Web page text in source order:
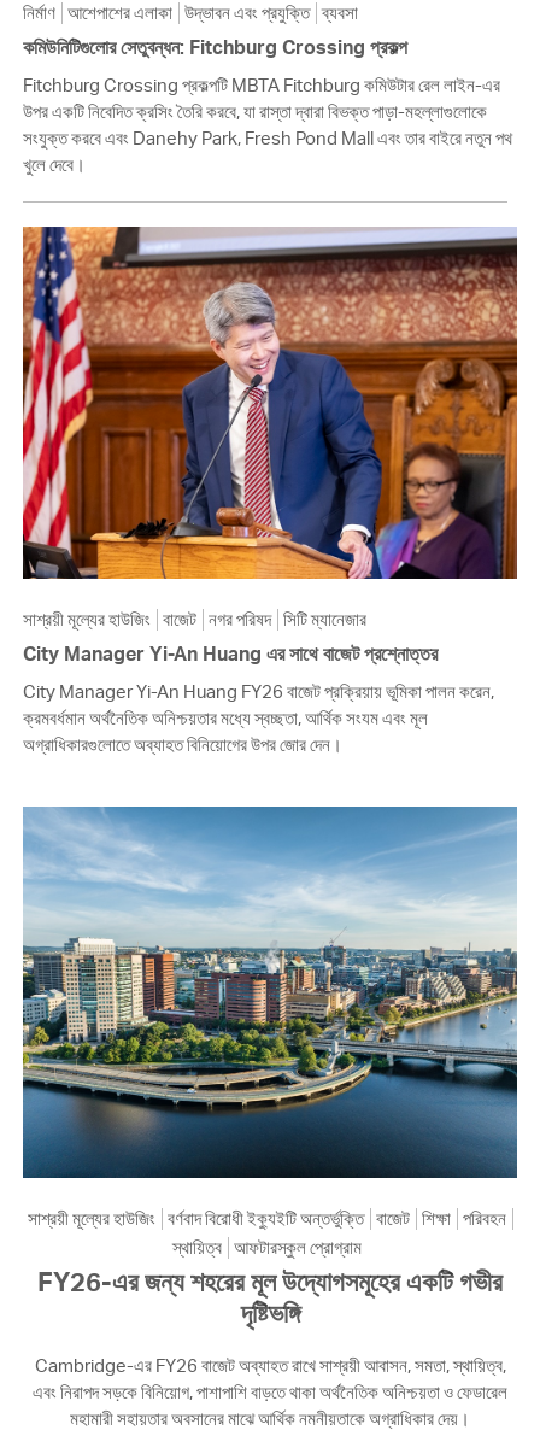
নির্মাণ আশেপাশের এলাকা উদ্ভাবন এবং প্রযুক্তি ব্যবসা
কমিউনিটিগুলোর সেতুবন্ধন: Fitchburg Crossing প্রকল্প
Fitchburg Crossing প্রকল্পটি MBTA Fitchburg কমিউটার রেল লাইন-এর
উপর একটি নিবেদিত ক্রসিং তৈরি করবে, যা রাস্তা দ্বারা বিভক্ত পাড়া-মহল্লাগুলোকে
সংযুক্ত করবে এবং Danehy Park, Fresh Pond Mall এবং তার বাইরে নতুন পথ
খুলে দেবে।
সাশ্রয়ী মূল্যের হাউজিং বাজেট নগর পরিষদ সিটি ম্যানেজার
City Manager Yi-An Huang এর সাথে বাজেট প্রশ্নোত্তর
City Manager Yi-An Huang FY26 বাজেট প্রক্রিয়ায় ভূমিকা পালন করেন,
ক্রমবর্ধমান অর্থনৈতিক অনিশ্চয়তার মধ্যে স্বচ্ছতা, আর্থিক সংযম এবং মূল
অগ্রাধিকারগুলোতে অব্যাহত বিনিয়োগের উপর জোর দেন।
সাশ্রয়ী মূল্যের হাউজিং বর্ণবাদ বিরোধী ইক্যুইটি অন্তর্ভুক্তি বাজেট শিক্ষা পরিবহন
স্থায়িত্ব আফটারস্কুল প্রোগ্রাম
FY26-এর জন্য শহরের মূল উদ্যোগসমূহের একটি গভীর
দৃষ্টিভঙ্গি
Cambridge-এর FY26 বাজেট অব্যাহত রাখে সাশ্রয়ী আবাসন, সমতা, স্থায়িত্ব,
এবং নিরাপদ সড়কে বিনিয়োগ, পাশাপাশি বাড়তে থাকা অর্থনৈতিক অনিশ্চয়তা ও ফেডারেল
মহামারী সহায়তার অবসানের মাঝে আর্থিক নমনীয়তাকে অগ্রাধিকার দেয়।